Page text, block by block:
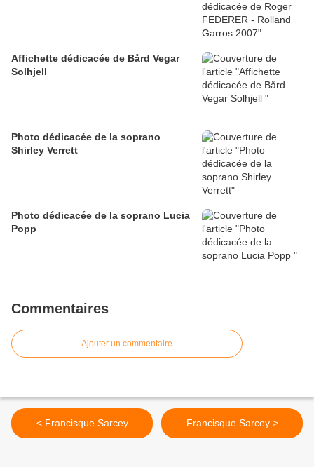
Affichette dédicacée de Bård Vegar
Solhjell
Photo dédicacée de la soprano
Shirley Verrett
Photo dédicacée de la soprano Lucia
Popp
Commentaires
Ajouter un commentaire
< Francisque Sarcey Francisque Sarcey >